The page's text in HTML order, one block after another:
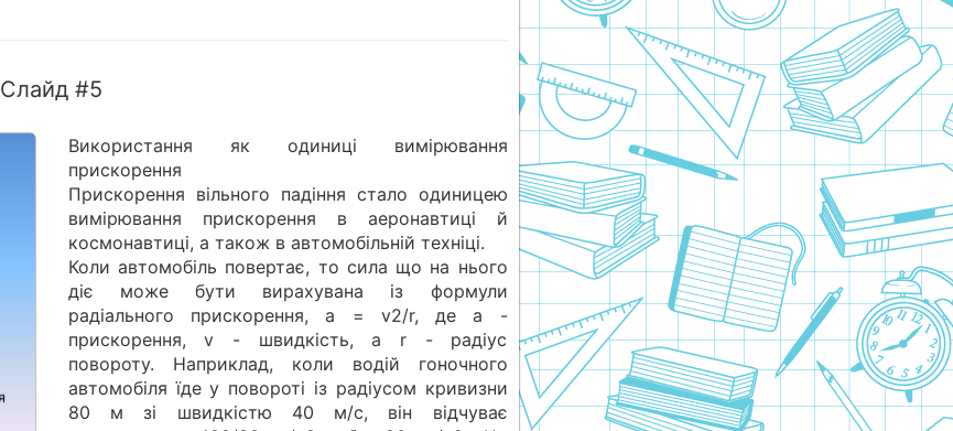
Слайд #5
Використання як одиниці вимірювання
прискорення
Прискорення вільного падіння стало одиницею
вимірювання прискорення в аеронавтиці й
космонавтиці, а також в автомобільній техніці.
Коли автомобіль повертає, то сила що на нього
діє може бути вирахувана із формули
радіального прискорення, a = v2/r, де a -
прискорення, v - швидкість, а r - радіус
повороту. Наприклад, коли водій гоночного
автомобіля їде у повороті із радіусом кривизни
80 м зі швидкістю 40 м/с, він відчуває